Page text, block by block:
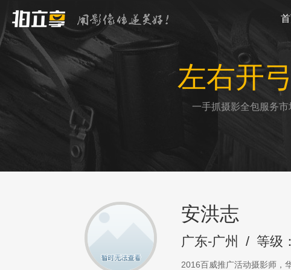
左右开
一手抓摄影全包服务
安洪志
广东-广州 / 等级
2016百威推广活动摄影师，